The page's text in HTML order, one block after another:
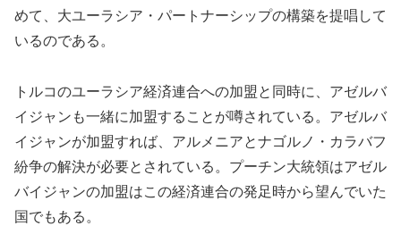
めて、大ユーラシア・パートナーシップの構築を提唱して
いるのである。
トルコのユーラシア経済連合への加盟と同時に、アゼルバ
イジャンも一緒に加盟することが噂されている。アゼルバ
イジャンが加盟すれば、アルメニアとナゴルノ・カラバフ
紛争の解決が必要とされている。プーチン大統領はアゼル
バイジャンの加盟はこの経済連合の発足時から望んでいた
国でもある。